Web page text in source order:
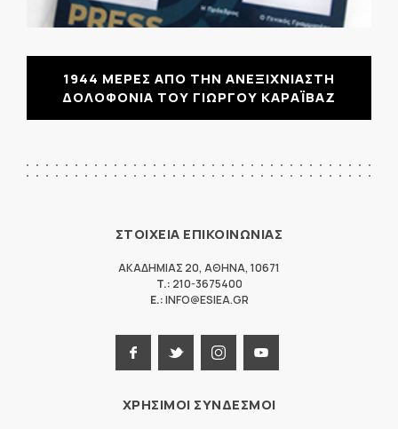
1944 ΜΕΡΕΣ ΑΠΟ ΤΗΝ ΑΝΕΞΙΧΝΙΑΣΤΗ
ΔΟΛΟΦΟΝΙΑ ΤΟΥ ΓΙΩΡΓΟΥ ΚΑΡΑΪΒΑΖ
ΣΤΟΙΧΕΙΑ ΕΠΙΚΟΙΝΩΝΙΑΣ
ΑΚΑΔΗΜΙΑΣ 20, ΑΘΗΝΑ, 10671
T.: 210-3675400
E.:INFO@ESIEA.GR
ΧΡΗΣΙΜΟΙ ΣΥΝΔΕΣΜΟΙ